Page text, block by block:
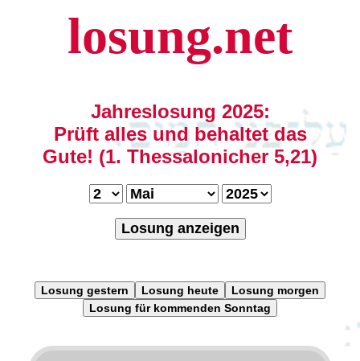
losung.net
Jahreslosung 2025:
Prüft alles und behaltet das
Gute! (1. Thessalonicher 5,21)
Losung anzeigen
Losung gestern Losung heute
Losung morgen
Losung für kommenden Sonntag